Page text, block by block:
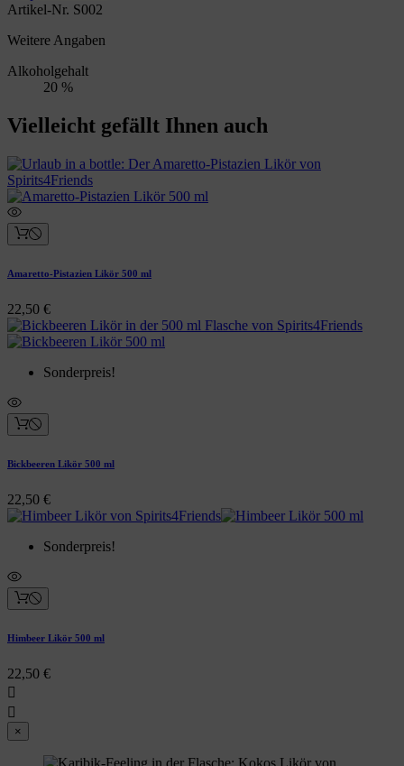
Artikel-Nr. S002
Weitere Angaben
Alkoholgehalt
20 %
Vielleicht gefällt Ihnen auch
Amaretto-Pistazien Likör 500 ml
22,50 €
Sonderpreis!
Bickbeeren Likör 500 ml
22,50 €
Sonderpreis!
Himbeer Likör 500 ml
22,50 €


×